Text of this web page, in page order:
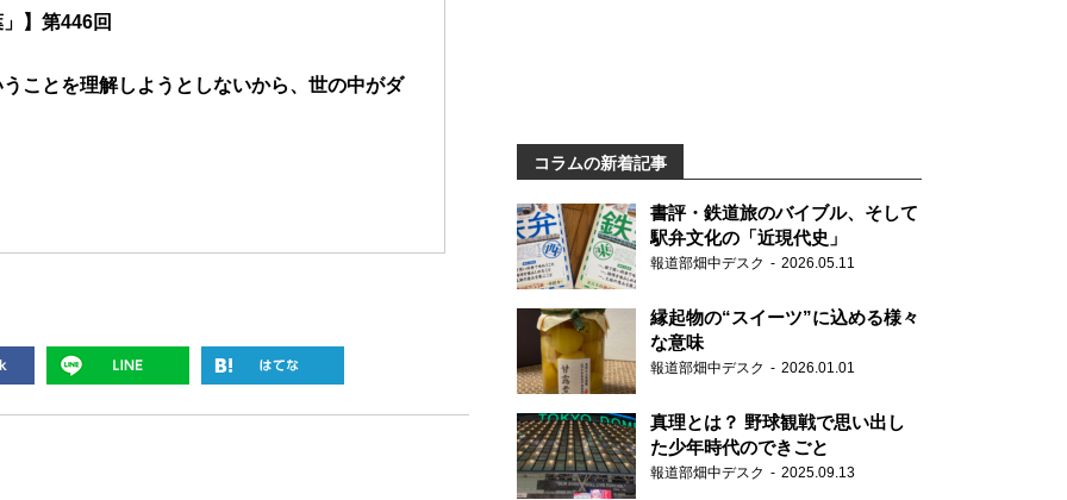
】第446回
ことを理解しようとしないから、世の中がダ
コラムの新着記事
書評・鉄道旅のバイブル、そして
駅弁文化の「近現代史」
報道部畑中デスク 2026.05.11
縁起物の“スイーツ”に込める様々
な意味
報道部畑中デスク 2026.01.01
真理とは？ 野球観戦で思い出し
た少年時代のできごと
報道部畑中デスク 2025.09.13